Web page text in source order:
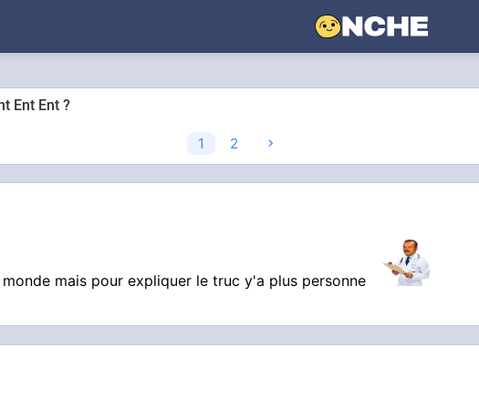
Ent Ent ?
1 2
mais pour expliquer le truc y'a plus personne